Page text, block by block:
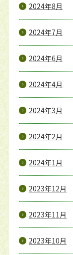
2024年8月
2024年7月
2024年6月
2024年4月
2024年3月
2024年2月
2024年1月
2023年12月
2023年11月
2023年10月